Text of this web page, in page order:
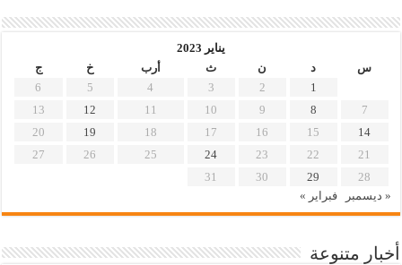
يناير 2023
س
د ن ث أرب خ
ج
1
2
3
4
5
6
7
8
9
10
11
12
13
14
15
16
17
18
19
20
21
22
23
24
25
26
27
28
29
30
31
« ديسمبر
فبراير »
أخبار متنوعة